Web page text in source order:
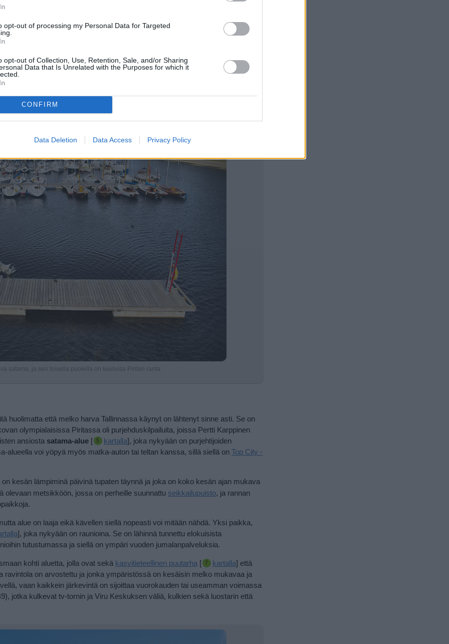
opt-out of processing my Personal Data for Targeted
opt-out of Collection, Use, Retention, Sale, and/or Sharing
Data that Is Unrelated with the Purposes for which it
CONFIRM
Data Deletion Data Access Privacy Policy
monumentteja patsaita aina virolaisesta kommunistista eli
nähdä näitä ennen kovin tavallisia veistoksia, sillä valtaosassa maita
tuhottiin.
vierailupaikka niille, jotka haluavat yhteen sen museoista, ja niille, jotka
bussilinjoilla, ja siltä on myös helppo jatkaa sekä kohti keskustaa että kohti
satama, ja sen toisella puolella on kuuluisa Piritan ranta.
huolimatta että melko harva Tallinnassa käynyt on lähtenyt sinne asti. Se on
olympialaisissa Piritassa oli purjehduskilpailuita, joissa Pertti Karppinen
ansiosta satama-alue [ kartalla], joka nykyään on purjehtijoiden
alueella voi yöpyä myös matka-auton tai teltan kanssa, sillä siellä on Top City -
on kesän lämpiminä päivinä tupaten täynnä ja joka on koko kesän ajan mukava
metsikköön, jossa on perheille suunnattu seikkailupuisto, ja rannan
alue on laaja eikä kävellen siellä nopeasti voi mitään nähdä. Yksi paikka,
], joka nykyään on raunioina. Se on lähinnä tunnettu elokuisista
tutustumassa ja siellä on ympäri vuoden jumalanpalveluksia.
kohti aluetta, jolla ovat sekä kasvitieteellinen puutarha [ kartalla] että
ravintola on arvostettu ja jonka ympäristössä on kesäisin melko mukavaa ja
vaan kaikkein järkevintä on sijoittaa vuorokauden tai useamman voimassa
jotka kulkevat tv-tornin ja Viru Keskuksen väliä, kulkien sekä luostarin että